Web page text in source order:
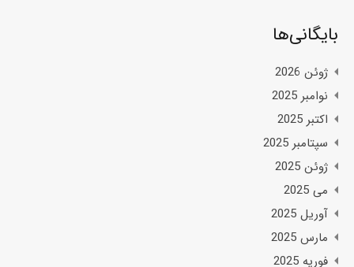
بایگانی‌ها
ژوئن 2026
نوامبر 2025
اکتبر 2025
سپتامبر 2025
ژوئن 2025
می 2025
آوریل 2025
مارس 2025
فوریه 2025